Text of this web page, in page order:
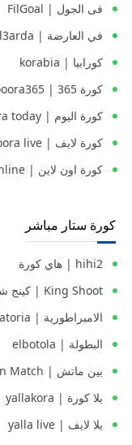
فى الجول | FilGoal
في العارضة | fel3arda
كورابيا | korabia
كورة 365 | kooora365
كورة اليوم | kooora today
كورة لايف | koora live
كورة اون لاين | kora online
كورة ستار مباشر
hihi2 | هاي كورة
King Shoot | كينج شوت
الامبراطورية | embratoria
البطولة | elbotola
بين ماتش | Bein Match
يلا كورة | yallakora
يلا لايف | yalla live